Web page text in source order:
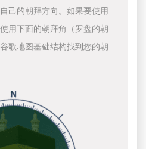
己的朝拜方向。如果要使用
用下面的朝拜角（罗盘的朝
歌地图基础结构找到您的朝